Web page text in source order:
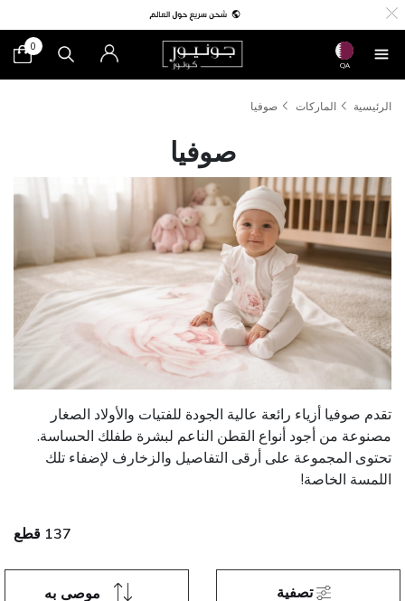
QA
0
الرئيسية الماركات صوفيا
صوفيا
تقدم صوفيا أزياء رائعة عالية الجودة للفتيات والأولاد الصغار
مصنوعة من أجود أنواع القطن الناعم لبشرة طفلك الحساسة.
تحتوى المجموعة على أرقى التفاصيل والزخارف لإضفاء تلك
اللمسة الخاصة!
137 قطع
موصى به تصفية